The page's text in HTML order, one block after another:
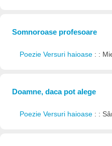
Somnoroase profesoare
Poezie Versuri haioase : :
Doamne, daca pot alege
Poezie Versuri haioase : :